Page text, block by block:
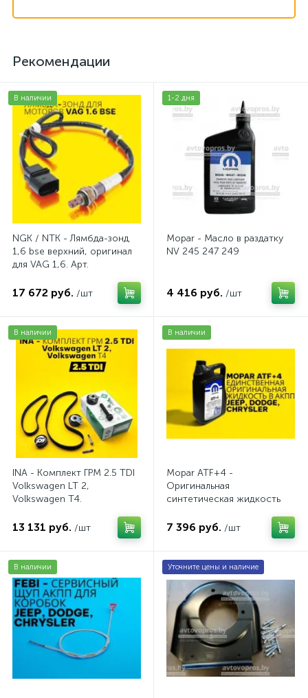
Рекомендации
В наличии
NGK / NTK - Лямбда-зонд
1,6 bse верхний, оригинал
для VAG 1,6. Арт.
17 672 руб. /шт
1-2 дня
Mopar - Масло в раздатку
NV 245 247 249
4 416 руб. /шт
В наличии
INA - Комплект ГРМ 2.5 TDI
Volkswagen LT 2,
Volkswagen Т4.
13 131 руб. /шт
В наличии
Mopar ATF+4 -
Оригинальная
синтетическая жидкость
7 396 руб. /шт
В наличии Уточните цены и наличие